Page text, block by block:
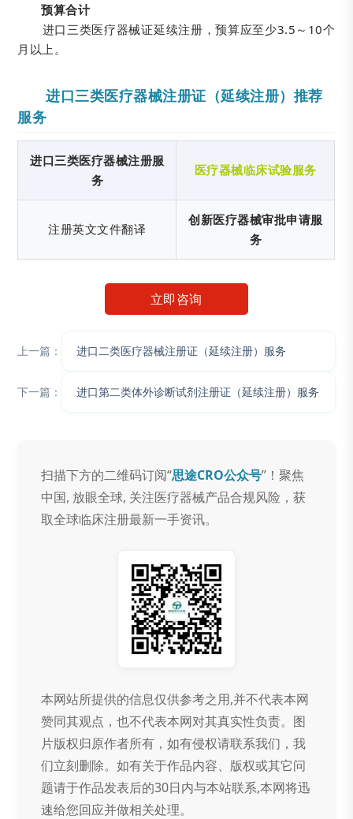
预算合计
进口三类医疗器械证延续注册，预算应至少3.5～10个
月以上。
进口三类医疗器械注册证（延续注册）推荐
服务
进口三类医疗器械注册服
务
医疗器械临床试验服务
注册英文文件翻译
创新医疗器械审批申请服
务
立即咨询
上一篇： 进口二类医疗器械注册证（延续注册）服务
下一篇： 进口第二类体外诊断试剂注册证（延续注册）服务
扫描下方的二维码订阅“思途CRO公众号”！聚焦
中国, 放眼全球, 关注医疗器械产品合规风险，获
取全球临床注册最新一手资讯。
本网站所提供的信息仅供参考之用,并不代表本网
赞同其观点，也不代表本网对其真实性负责。图
片版权归原作者所有，如有侵权请联系我们，我
们立刻删除。如有关于作品内容、版权或其它问
题请于作品发表后的30日内与本站联系,本网将迅
速给您回应并做相关处理。